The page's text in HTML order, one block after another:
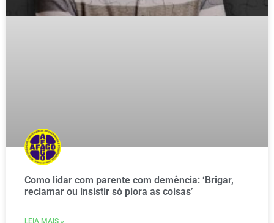
Como lidar com parente com demência: ‘Brigar,
reclamar ou insistir só piora as coisas’
LEIA MAIS »